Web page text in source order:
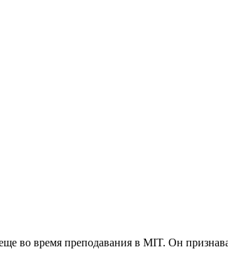
во время преподавания в MIT. Он